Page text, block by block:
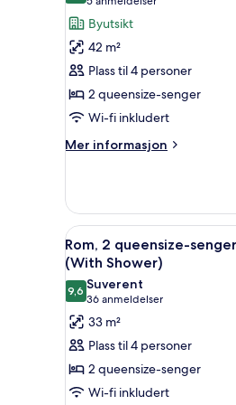
av
Rom,
2
queensize-
senger,
terrasse
anmeldelser)
Byutsikt
42 m²
Plass til 4 personer
2 queensize-senger
Wi-fi inkludert
Mer informasjon
Mer
2
queensize-
senger,
terrasse
Åpne
alle
bildene
av
Rom,
2
queensize-
senger,
10
Rom, 2 queensize-
(With Shower)
9,69,6 av 10
Suverent
36 anmeldelser
(36
anmeldelser)
33 m²
Plass til 4 personer
2 queensize-senger
Wi-fi inkludert